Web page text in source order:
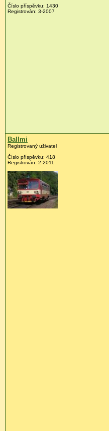
Číslo příspěvku: 1430
Registrován: 3-2007
Ballmi
Registrovaný uživatel
Číslo příspěvku: 418
Registrován: 2-2011